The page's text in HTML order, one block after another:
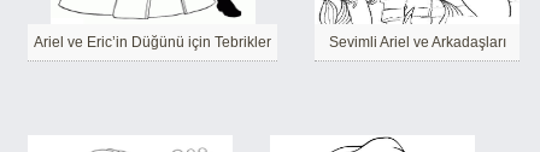
Ariel ve Eric’in Düğünü için Tebrikler Sevimli Ariel ve Arkadaşları